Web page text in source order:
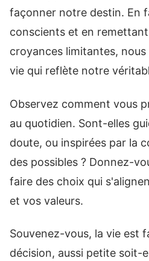
façonner notre destin. En
conscients et en
croyances limitantes,
vie qui reflète notre
Observez comment vous
au quotidien. Sont-elles
doute, ou inspirées par la
des possibles ? Donnez-
faire des choix qui
et vos valeurs.
Souvenez-vous, la vie est
décision, aussi petite soit-